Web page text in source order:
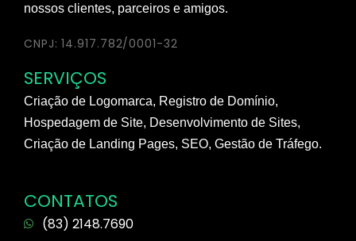
nossos clientes, parceiros e amigos.
CNPJ: 14.917.782/0001-32
SERVIÇOS
Criação de Logomarca, Registro de Domínio,
Hospedagem de Site, Desenvolvimento de Sites,
Criação de Landing Pages, SEO, Gestão de Tráfego.
CONTATOS
(83) 2148.7690